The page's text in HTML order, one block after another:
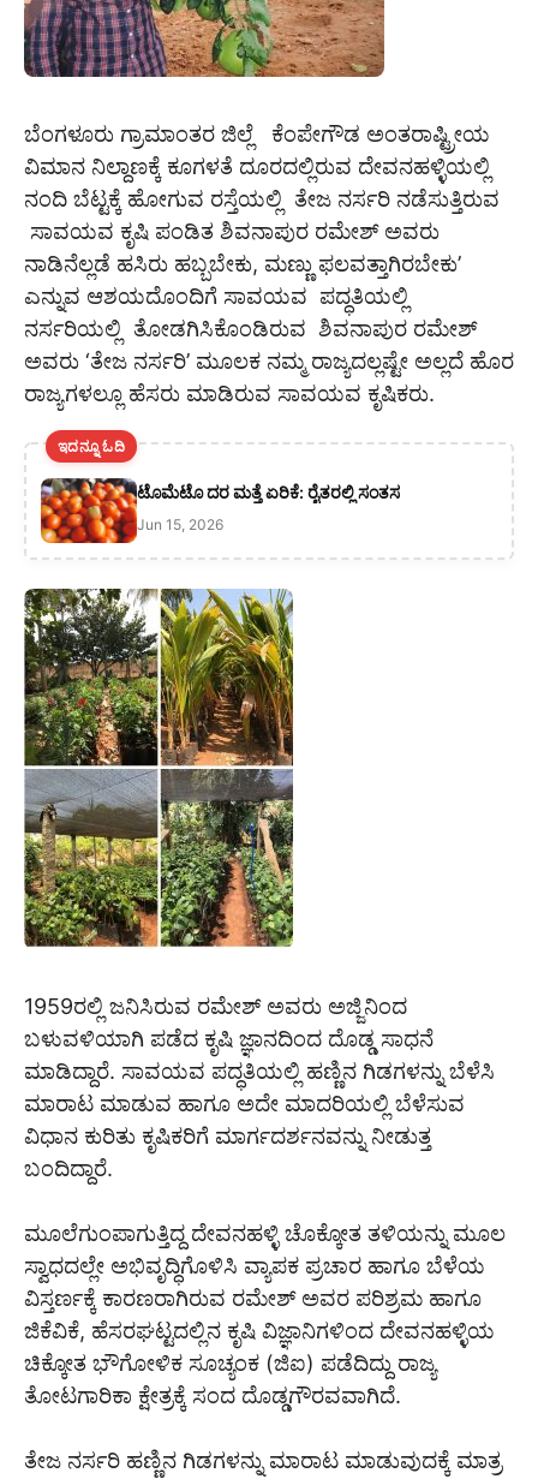
ಬೆಂಗಳೂರು ಗ್ರಾಮಾಂತರ ಜಿಲ್ಲೆ ಕೆಂಪೇಗೌಡ ಅಂತರಾಷ್ಟ್ರೀಯ
ವಿಮಾನ ನಿಲ್ದಾಣಕ್ಕೆ ಕೂಗಳತೆ ದೂರದಲ್ಲಿರುವ ದೇವನಹಳ್ಳಿಯಲ್ಲಿ
ನಂದಿ ಬೆಟ್ಟಕ್ಕೆ ಹೋಗುವ ರಸ್ತೆಯಲ್ಲಿ ತೇಜ ನರ್ಸರಿ ನಡೆಸುತ್ತಿರುವ
ಸಾವಯವ ಕೃಷಿ ಪಂಡಿತ ಶಿವನಾಪುರ ರಮೇಶ್ ಅವರು
ನಾಡಿನೆಲ್ಲಡೆ ಹಸಿರು ಹಬ್ಬಬೇಕು, ಮಣ್ಣು ಫಲವತ್ತಾಗಿರಬೇಕು’
ಎನ್ನುವ ಆಶಯದೊಂದಿಗೆ ಸಾವಯವ ಪದ್ಧತಿಯಲ್ಲಿ
ನರ್ಸರಿಯಲ್ಲಿ ತೋಡಗಿಸಿಕೊಂಡಿರುವ ಶಿವನಾಪುರ ರಮೇಶ್
ಅವರು ‘ತೇಜ ನರ್ಸರಿ’ ಮೂಲಕ ನಮ್ಮ ರಾಜ್ಯದಲ್ಲಷ್ಟೇ ಅಲ್ಲದೆ ಹೊರ
ರಾಜ್ಯಗಳಲ್ಲೂ ಹೆಸರು ಮಾಡಿರುವ ಸಾವಯವ ಕೃಷಿಕರು.
ಇದನ್ನೂ ಓದಿ
ಟೊಮೆಟೊ ದರ ಮತ್ತೆ ಏರಿಕೆ: ರೈತರಲ್ಲಿ ಸಂತಸ
Jun 15, 2026
1959ರಲ್ಲಿ ಜನಿಸಿರುವ ರಮೇಶ್ ಅವರು ಅಜ್ಜಿನಿಂದ
ಬಳುವಳಿಯಾಗಿ ಪಡೆದ ಕೃಷಿ ಜ್ಞಾನದಿಂದ ದೊಡ್ಡ ಸಾಧನೆ
ಮಾಡಿದ್ದಾರೆ. ಸಾವಯವ ಪದ್ಧತಿಯಲ್ಲಿ ಹಣ್ಣಿನ ಗಿಡಗಳನ್ನು ಬೆಳೆಸಿ
ಮಾರಾಟ ಮಾಡುವ ಹಾಗೂ ಅದೇ ಮಾದರಿಯಲ್ಲಿ ಬೆಳೆಸುವ
ವಿಧಾನ ಕುರಿತು ಕೃಷಿಕರಿಗೆ ಮಾರ್ಗದರ್ಶನವನ್ನು ನೀಡುತ್ತ
ಬಂದಿದ್ದಾರೆ.
ಮೂಲೆಗುಂಪಾಗುತ್ತಿದ್ದ ದೇವನಹಳ್ಳಿ ಚೊಕ್ಕೋತ ತಳಿಯನ್ನು ಮೂಲ
ಸ್ವಾಧದಲ್ಲೇ ಅಭಿವೃದ್ಧಿಗೊಳಿಸಿ ವ್ಯಾಪಕ ಪ್ರಚಾರ ಹಾಗೂ ಬೆಳೆಯ
ವಿಸ್ತರ್ಣಕ್ಕೆ ಕಾರಣರಾಗಿರುವ ರಮೇಶ್ ಅವರ ಪರಿಶ್ರಮ ಹಾಗೂ
ಜಿಕೆವಿಕೆ, ಹೆಸರಘಟ್ಟದಲ್ಲಿನ ಕೃಷಿ ವಿಜ್ಞಾನಿಗಳಿಂದ ದೇವನಹಳ್ಳಿಯ
ಚಿಕ್ಕೋತ ಭೌಗೋಳಿಕ ಸೂಚ್ಯಂಕ (ಜಿಐ) ಪಡೆದಿದ್ದು ರಾಜ್ಯ
ತೋಟಗಾರಿಕಾ ಕ್ಷೇತ್ರಕ್ಕೆ ಸಂದ ದೊಡ್ಡಗೌರವವಾಗಿದೆ.
ತೇಜ ನರ್ಸರಿ ಹಣ್ಣಿನ ಗಿಡಗಳನ್ನು ಮಾರಾಟ ಮಾಡುವುದಕ್ಕೆ ಮಾತ್ರ